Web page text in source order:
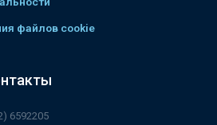
файлов cookie
6592205